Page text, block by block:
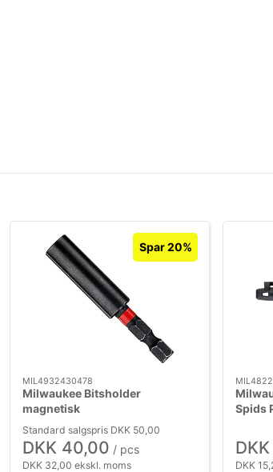
Spar 20%
MIL4932430478
Milwaukee Bitsholder
magnetisk
Standard salgspris DKK 50,00
DKK 40,00 / pcs
DKK 32,00 ekskl. moms
Spids
DKK